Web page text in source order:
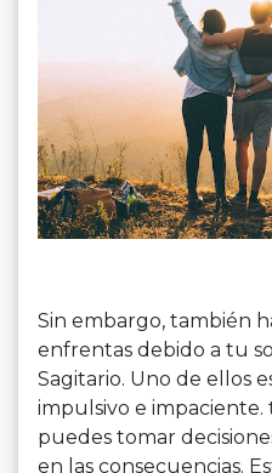
Sin embargo, también
enfrentas debido a tu
Sagitario. Uno de ellos
impulsivo e impaciente.
puedes tomar
en las consecuencias.